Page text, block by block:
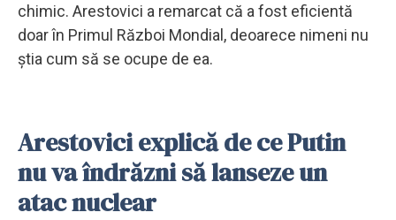
chimic. Arestovici a remarcat că a fost eficientă
doar în Primul Război Mondial, deoarece nimeni nu
știa cum să se ocupe de ea.
Arestovici explică de ce Putin
nu va îndrăzni să lanseze un
atac nuclear